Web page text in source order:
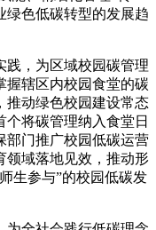
绿色低碳转型的发展趋
践，为区域校园碳管理
握辖区内校园食堂的碳
推动绿色校园建设常态
将碳管理纳入食堂日
部门推广校园低碳运营
领域落地见效，推动形
生参与”的校园低碳发